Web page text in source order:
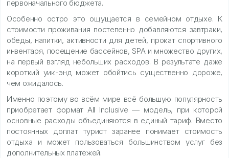
первоначального бюджета.
Особенно остро это ощущается в семейном отдыхе. К
стоимости проживания постепенно добавляются завтраки,
обеды, напитки, активности для детей, прокат спортивного
инвентаря, посещение бассейнов, SPA и множество других,
на первый взгляд небольших расходов. В результате даже
короткий уик-энд может обойтись существенно дороже,
чем ожидалось.
Именно поэтому во всём мире всё большую популярность
приобретает формат All Inclusive — модель, при которой
основные расходы объединяются в единый тариф. Вместо
постоянных доплат турист заранее понимает стоимость
отдыха и может пользоваться большинством услуг без
дополнительных платежей.